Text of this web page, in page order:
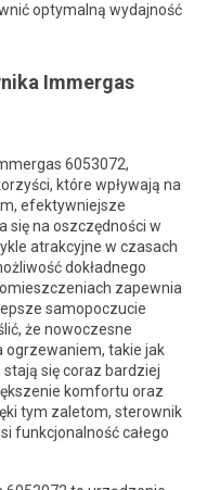
optymalną wydajność
Immergas
6053072,
które wpływają na
efektywniejsze
się na oszczędności w
atrakcyjne w czasach
dokładnego
zapewnia
samopoczucie
że nowoczesne
takie jak
się coraz bardziej
komfortu oraz
tym zaletom, sterownik
funkcjonalność całego